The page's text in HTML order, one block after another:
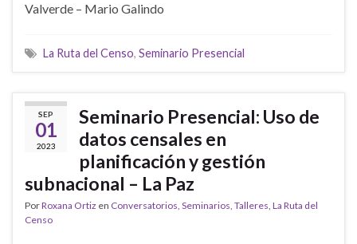
Valverde – Mario Galindo
La Ruta del Censo, Seminario Presencial
SEP
01
2023
Seminario Presencial: Uso de
datos censales en
planificación y gestión
subnacional – La Paz
PorRoxana Ortiz en Conversatorios, Seminarios, Talleres, La Ruta del
Censo